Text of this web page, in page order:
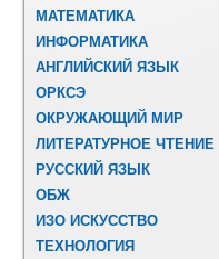
МАТЕМАТИКА
ИНФОРМАТИКА
АНГЛИЙСКИЙ ЯЗЫК
ОРКСЭ
ОКРУЖАЮЩИЙ МИР
ЛИТЕРАТУРНОЕ ЧТЕНИЕ
РУССКИЙ ЯЗЫК
ОБЖ
ИЗО ИСКУССТВО
ТЕХНОЛОГИЯ